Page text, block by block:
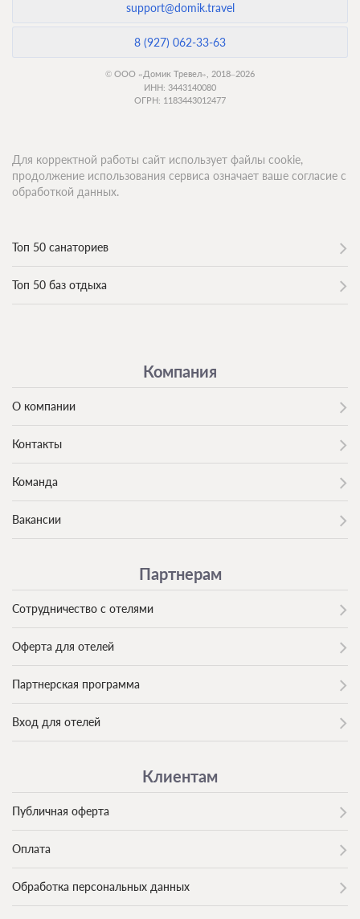
support@domik.travel
8 (927) 062-33-63
© ООО «Домик Тревел», 2018–2026
ИНН: 3443140080
ОГРН: 1183443012477
Топ 50 санаториев
Топ 50 баз отдыха
Компания
О компании
Контакты
Команда
Вакансии
Партнерам
Сотрудничество с отелями
Оферта для отелей
Партнерская программа
Вход для отелей
Клиентам
Публичная оферта
Оплата
Обработка персональных данных
Для корректной работы сайт использует файлы cookie,
продолжение использования сервиса означает ваше согласие с
обработкой данных.